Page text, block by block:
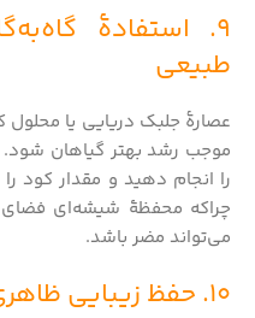
9. استفادهٔ
طبیعی
عصارهٔ جلبک دریایی یا محلول
موجب رشد بهتر گیاهان شود.
را انجام دهید و مقدار کود
چراکه محفظهٔ شیشه‌ای فضای
می‌تواند مضر باشد.
10. حفظ زیبایی ظاهری با تعادل